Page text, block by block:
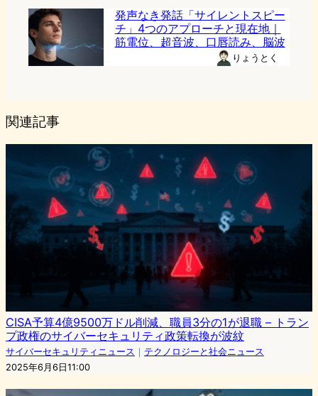
発声なき発話「サイレントスピー
チ」4つのアプローチと現在地｜
筋電位、超音波、口唇読み、脳波
りょうとく
関連記事
CISA予算4億9500万ドル削減、職員3分の1が退職 – トラン
プ政権のサイバーセキュリティ政策転換が波紋
サイバーセキュリティニュース ｜ テクノロジーと社会ニュース
2025年6月6日11:00